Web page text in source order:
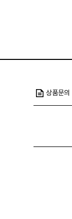
상품문의